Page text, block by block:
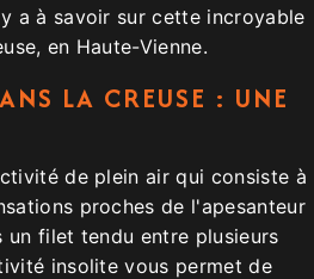
a à savoir sur cette incroyable
en Haute-Vienne.
LA CREUSE : UNE
de plein air qui consiste à
proches de l'apesanteur
filet tendu entre plusieurs
insolite vous permet de